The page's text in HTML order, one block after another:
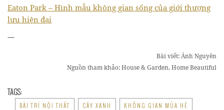
Eaton Park – Hình mẫu không gian sống của giới thượng
lưu hiện đại
—
Bài viết: Ánh Nguyên
Nguồn tham khảo: House & Garden, Home Beautiful
TAGS:
BÀI TRÍ NỘI THẤT CÂY XANH KHÔNG GIAN MÙA HÈ